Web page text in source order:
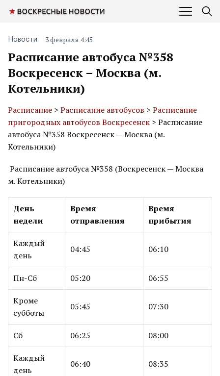
Расписание автобуса №358
Воскресенск – Москва (м.
Котельники)
Новости 3 февраля 4:45
Расписание > Расписание автобусов > Расписание
пригородных автобусов Воскресенск > Расписание
автобуса №358 Воскресенск — Москва (м.
Котельники)
Расписание автобуса №358 (Воскресенск — Москва
м. Котельники)
День
недели
Время
отправления
Время
прибытия
Каждый
день
04:45 06:10
Пн-Сб 05:20 06:55
Кроме
субботы
05:45 07:30
Сб 06:25 08:00
Каждый
день
06:40 08:35